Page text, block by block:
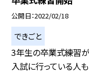
公開日 2022/02/18
できごと
3年生の卒業式練習
入試に行っている人